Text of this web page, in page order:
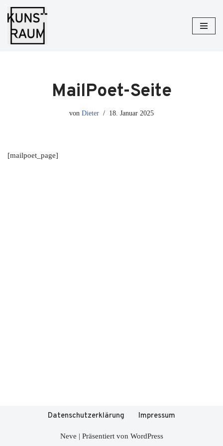
Zum
Inhalt
MailPoet-Seite
von Dieter 18. Januar 2025
[mailpoet_page]
Datenschutzerklärung Impressum
Neve | Präsentiert von WordPress